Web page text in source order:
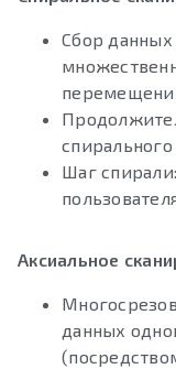
Сбор
спирального
Шаг
Аксиальное
данных